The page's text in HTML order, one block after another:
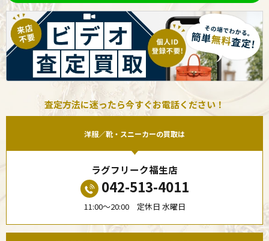
査定方法に迷ったら今すぐお電話ください！
洋服／靴・スニーカーの買取は
ラグフリーク福生店
042-513-4011
11:00〜20:00 定休日 水曜日